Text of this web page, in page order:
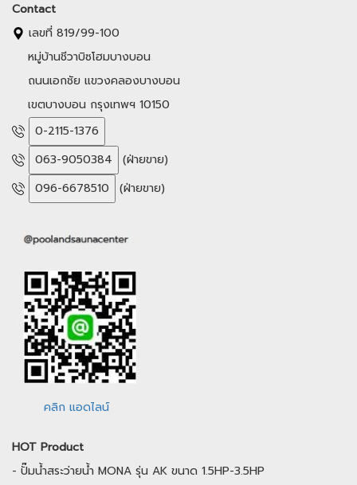
Contact
เลขที่ 819/99-100
หมู่บ้านชีวาบิซโฮมบางบอน
ถนนเอกชัย แขวงคลองบางบอน
เขตบางบอน กรุงเทพฯ 10150
0-2115-1376
063-9050384
(ฝ่ายขาย)
096-6678510
(ฝ่ายขาย)
คลิก แอดไลน์
HOT Product
- ปั๊มน้ำสระว่ายน้ำ MONA รุ่น AK ขนาด 1.5HP-3.5HP